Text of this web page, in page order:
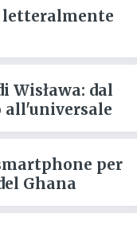
letteralmente
Wisława: dal
all'universale
per
Ghana